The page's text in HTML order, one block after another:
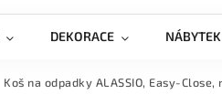
DEKORACE
Koš na odpadky ALASSIO, Easy-